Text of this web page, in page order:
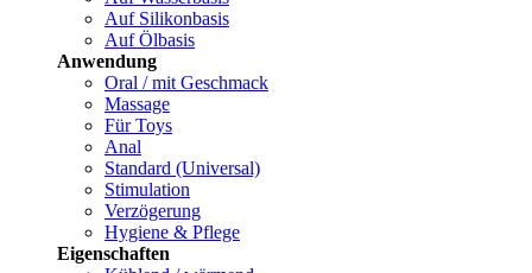
Auf Silikonbasis
Auf Ölbasis
Anwendung
Oral / mit Geschmack
Massage
Für Toys
Anal
Standard (Universal)
Stimulation
Verzögerung
Hygiene & Pflege
Eigenschaften